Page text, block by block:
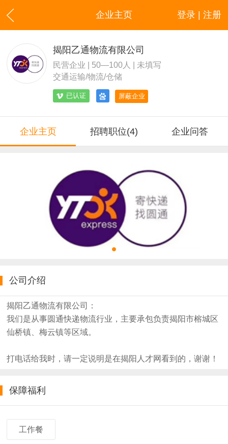
登录 | 注册
企业主页
揭阳乙通物流有限公司
民营企业 | 50—100人 | 未填写
交通运输/物流/仓储
已认证 屏蔽企业
企业主页 招聘职位(4) 企业问答
公司介绍
揭阳乙通物流有限公司：
我们是从事圆通快递物流行业，主要承包负责揭阳市榕城区
仙桥镇、梅云镇等区域。
打电话给我时，请一定说明是在揭阳人才网看到的，谢谢！
保障福利
工作餐